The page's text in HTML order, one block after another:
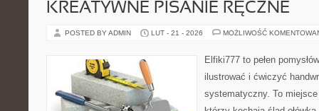
KREATYWNE PISANIE RĘCZNE
POSTED BY ADMIN LUT - 21 - 2026 MOŻLIWOŚĆ
Elfiki777 to pełen
ilustrować i ćwiczyć
systematyczny. To